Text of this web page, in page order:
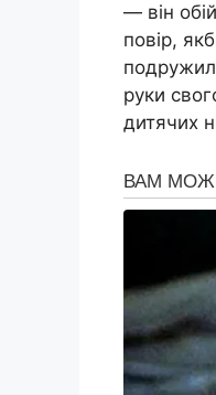
— він
повір,
руки
дитячих